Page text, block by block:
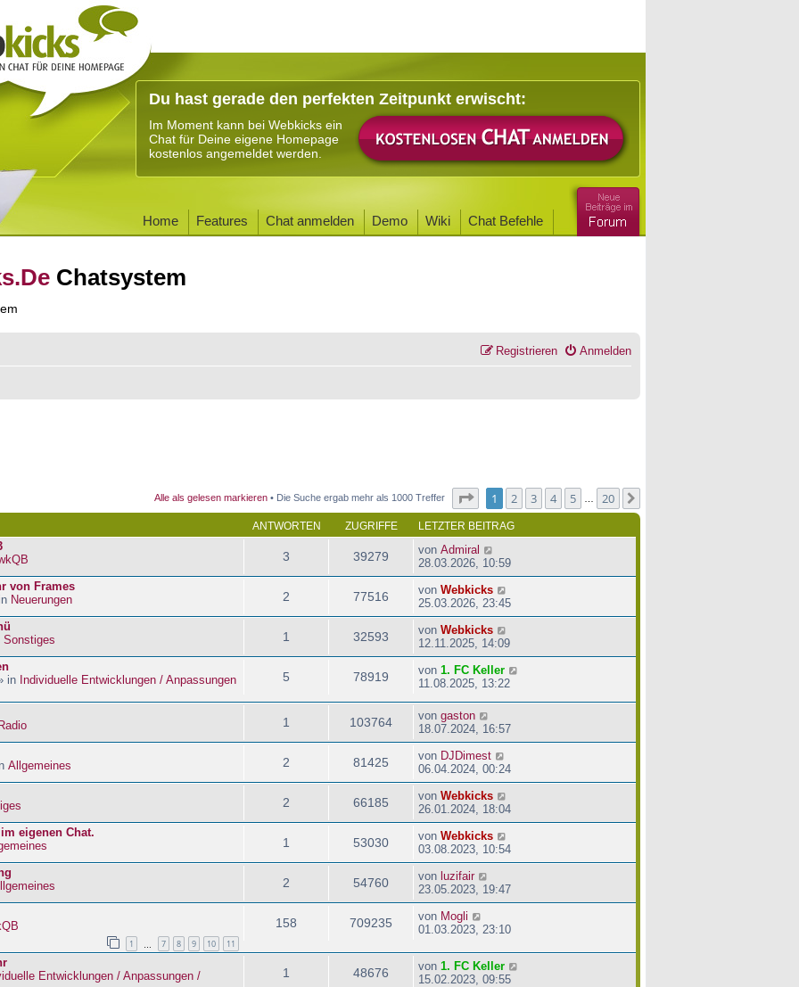
Du hast gerade den perfekten Zeitpunkt erwischt:
Im Moment kann bei Webkicks ein
Chat für Deine eigene Homepage
kostenlos angemeldet werden.
Home Features Chat anmelden Demo Wiki Chat Befehle
Chatsystem
Anmelden
Registrieren
Alle als gelesen markieren • Die Suche ergab mehr als 1000 Treffer Seite von20
1 2 3 4 5 20
ANTWORTEN ZUGRIFFE LETZTER BEITRAG
3 39279 von Admiral
28.03.2026, 10:59
von Frames
Neuerungen 2 77516 von Webkicks
25.03.2026, 23:45
Sonstiges 1 32593 von Webkicks
12.11.2025, 14:09
in Individuelle Entwicklungen / Anpassungen
5 78919 von 1. FC Keller
11.08.2025, 13:22
Radio 1 103764 von gaston
18.07.2024, 16:57
Allgemeines 2 81425 von DJDimest
06.04.2024, 00:24
2 66185 von Webkicks
26.01.2024, 18:04
eigenen Chat.
1 53030 von Webkicks
03.08.2023, 10:54
2 54760 von luzifair
23.05.2023, 19:47
1 7 8 9 10 11
158 709235 von Mogli
01.03.2023, 23:10
Entwicklungen / Anpassungen /
1 48676 von 1. FC Keller
15.02.2023, 09:55